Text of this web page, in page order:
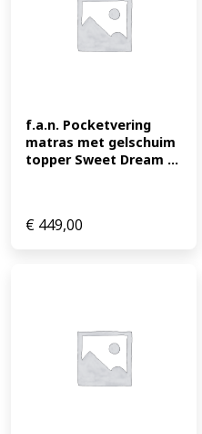
f.a.n. Pocketvering
matras met gelschuim
topper Sweet Dream ...
€ 449,00